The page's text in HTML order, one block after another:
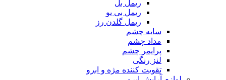
ریمل بل
ریمل بی یو
ریمل گلدن رز
سایه چشم
مداد چشم
پرایمر چشم
لنز رنگی
تقویت کننده مژه و ابرو